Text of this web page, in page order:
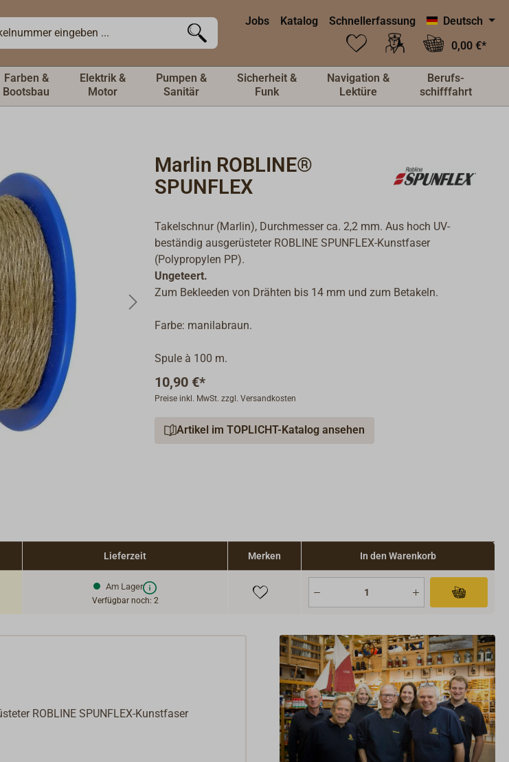
Jobs Katalog Schnellerfassung
Deutsch
0,00 €*
Farben &
Bootsbau
Elektrik &
Motor
Pumpen &
Sanitär
Sicherheit &
Funk
Navigation &
Lektüre
Berufs-
schifffahrt
Marlin ROBLINE®
SPUNFLEX
Takelschnur (Marlin), Durchmesser ca. 2,2 mm. Aus hoch UV-
beständig ausgerüsteter ROBLINE SPUNFLEX-Kunstfaser
(Polypropylen PP).
Ungeteert.
Zum Bekleeden von Drähten bis 14 mm und zum Betakeln.
Farbe: manilabraun.
Spule à 100 m.
10,90 €*
Preise inkl. MwSt. zzgl. Versandkosten
Artikel im TOPLICHT-Katalog ansehen
Lieferzeit Merken In den Warenkorb
Am Lager
Verfügbar noch: 2
ROBLINE SPUNFLEX-Kunstfaser